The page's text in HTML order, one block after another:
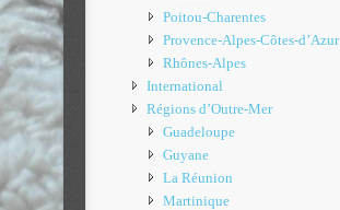
Poitou-Charentes
Provence-Alpes-Côtes-d’Azur
Rhônes-Alpes
International
Régions d’Outre-Mer
Guadeloupe
Guyane
La Réunion
Martinique